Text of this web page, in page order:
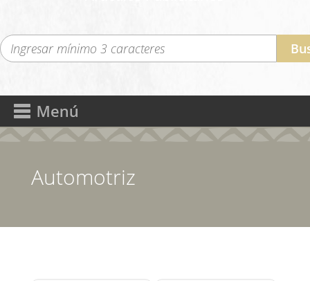
Quienes Somos
Automotriz